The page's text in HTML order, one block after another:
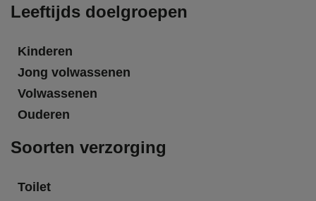
Leeftijds doelgroepen
Kinderen
Jong volwassenen
Volwassenen
Ouderen
Soorten verzorging
Toilet